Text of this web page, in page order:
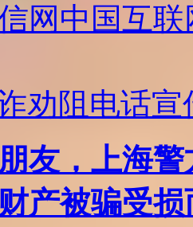
网 中国互
劝阻电话宣
友，上海
产被骗受